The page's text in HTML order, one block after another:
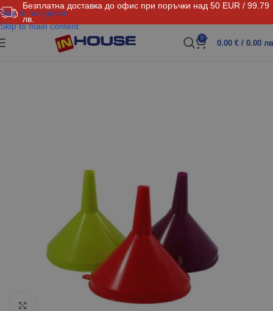
Безплатна доставка до офис при поръчки над 50 EUR / 99.79
лв.
Skip to navigation
Skip to main content
0
0.00 € / 0.00